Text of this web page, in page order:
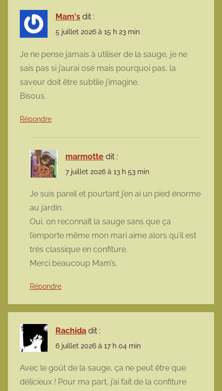
Mam's dit :
5 juillet 2026 à 15 h 23 min
Je ne pense jamais à utiliser de la sauge, je ne
sais pas si j’aurai osé mais pourquoi pas, la
saveur doit être subtile j’imagine.
Bisous.
Répondre
marmotte dit :
7 juillet 2026 à 13 h 53 min
Je suis pareil et pourtant j’en ai un pied énorme
au jardin.
Oui, on reconnaît la sauge sans que ça
l’emporte même mon mari aime alors qu’il est
très classique en confiture.
Merci beaucoup Mam’s.
Répondre
Rachida dit :
6 juillet 2026 à 17 h 04 min
Avec le goût de la sauge, ça ne peut être que
délicieux ! Pour ma part, j’ai fait de la confiture